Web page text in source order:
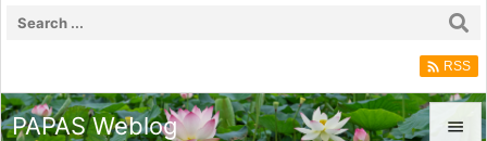
PAPAS Weblog 
 RSS